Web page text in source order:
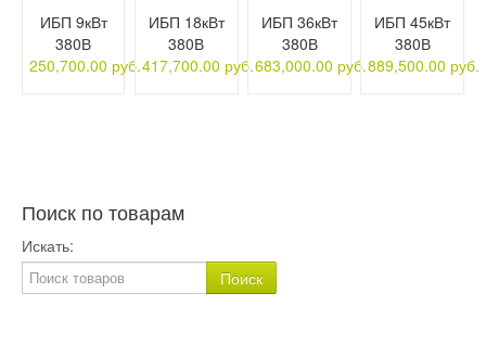
ИБП 9кВт
380В
250,700.00 руб.
ИБП 18кВт
380В
417,700.00 руб.
ИБП 36кВт
380В
683,000.00 руб.
ИБП 45кВт
380В
889,500.00 руб.
Поиск по товарам
Искать: